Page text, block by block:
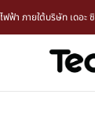
า ภายใต้บริษัท เดอะ